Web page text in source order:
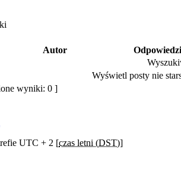
Autor
Wyświetl posty nie
wyniki: 0 ]
UTC + 2 [czas letni (DST)]